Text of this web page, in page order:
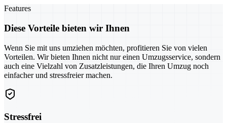
Features
Diese Vorteile bieten wir Ihnen
Wenn Sie mit uns umziehen möchten, profitieren Sie von vielen
Vorteilen. Wir bieten Ihnen nicht nur einen Umzugsservice, sondern
auch eine Vielzahl von Zusatzleistungen, die Ihren Umzug noch
einfacher und stressfreier machen.
Stressfrei